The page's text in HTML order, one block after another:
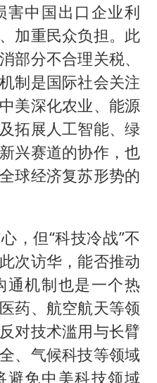
害中国出口企业利
加重民众负担。此
部分不合理关税、
制是国际社会关注
美深化农业、能源
拓展人工智能、绿
兴赛道的协作，也
球经济复苏形势的
，但“科技冷战”不
次访华，能否推动
通机制也是一个热
药、航空航天等领
对技术滥用与长臂
、气候科技等领域
避免中美科技领域